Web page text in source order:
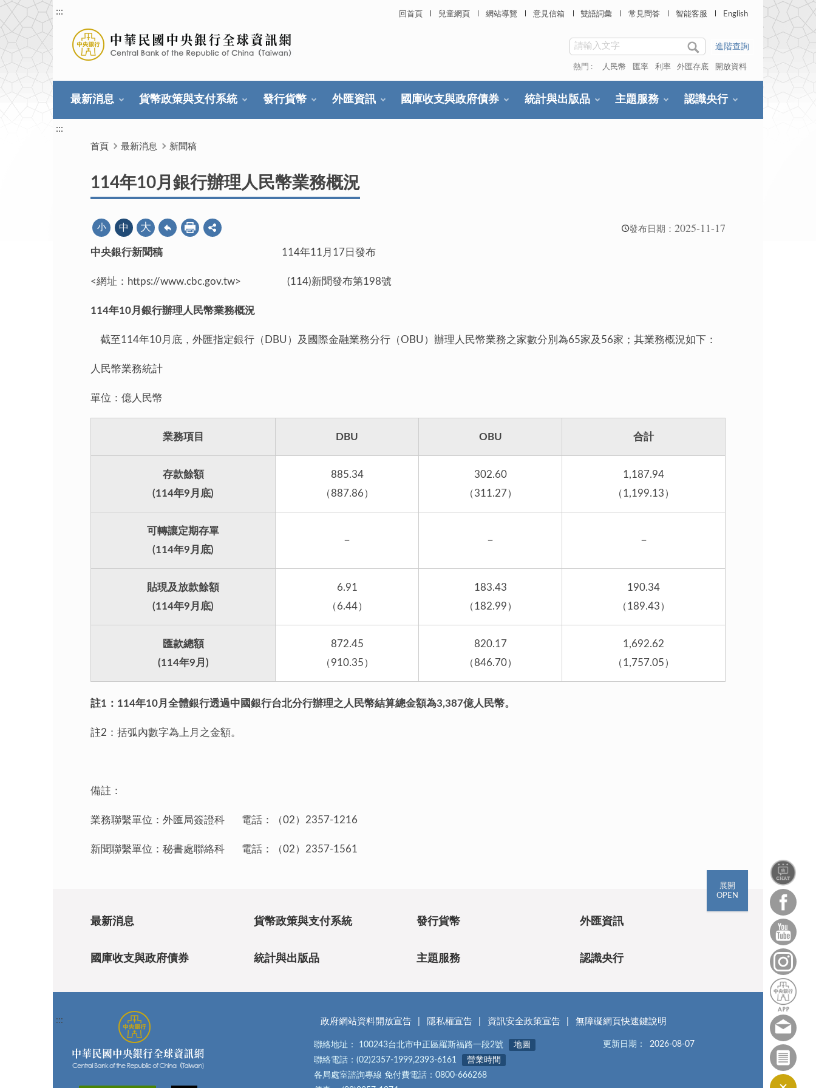
回首頁 兒童網頁 網站導覽 意見信箱 雙語詞彙 常見問答 智能客服 English
:::
進階查詢
熱門 : 人民幣 匯率 利率 外匯存底 開放資料
最新消息 貨幣政策與支付系統 發行貨幣 外匯資訊 國庫收支與政府債券 統計與出版品 主題服務 認識央行
:::
首頁 最新消息 新聞稿
114年10月銀行辦理人民幣業務概況
發布日期： 2025-11-17
小 中 大
中央銀行新聞稿 114年11月17日發布
<網址：https://www.cbc.gov.tw> (114)新聞發布第198號
114年10月銀行辦理人民幣業務概況
截至114年10月底，外匯指定銀行（DBU）及國際金融業務分行（OBU）辦理人民幣業務之家數分別為65家及56家；其業務概況如下：
人民幣業務統計
單位：億人民幣
業務項目 DBU OBU 合計
存款餘額
(114年9月底)
885.34
（887.86）
302.60
（311.27）
1,187.94
（1,199.13）
可轉讓定期存單
(114年9月底)
－ － －
貼現及放款餘額
(114年9月底)
6.91
（6.44）
183.43
（182.99）
190.34
（189.43）
匯款總額
(114年9月)
872.45
（910.35）
820.17
（846.70）
1,692.62
（1,757.05）
註1：114年10月全體銀行透過中國銀行台北分行辦理之人民幣結算總金額為3,387億人民幣。
註2：括弧內數字為上月之金額。
備註：
業務聯繫單位：外匯局簽證科 電話：（02）2357-1216
新聞聯繫單位：秘書處聯絡科 電話：（02）2357-1561
展開
OPEN
最新消息 貨幣政策與支付系統 發行貨幣 外匯資訊
國庫收支與政府債券 統計與出版品 主題服務 認識央行
::: 政府網站資料開放宣告 隱私權宣告 資訊安全政策宣告 無障礙網頁快速鍵說明
聯絡地址： 100243台北市中正區羅斯福路一段2號
地圖
聯絡電話：(02)2357-1999,2393-6161
營業時間
各局處室諮詢專線 免付費電話：0800-666268
更新日期： 2026-08-07